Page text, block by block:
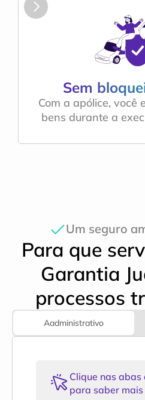
Sem
Com a apólice, você
bens durante a
Um seguro
Para que
Garantia
processos
Aadministrativo
Clique nas abas
para saber mais